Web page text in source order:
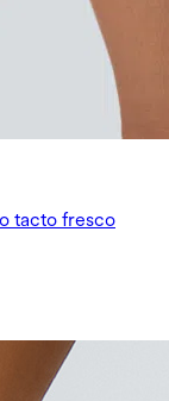
tacto fresco